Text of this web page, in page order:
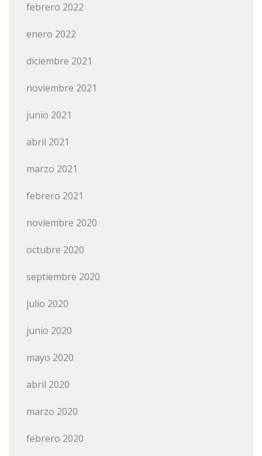
febrero 2022
enero 2022
diciembre 2021
noviembre 2021
junio 2021
abril 2021
marzo 2021
febrero 2021
noviembre 2020
octubre 2020
septiembre 2020
julio 2020
junio 2020
mayo 2020
abril 2020
marzo 2020
febrero 2020